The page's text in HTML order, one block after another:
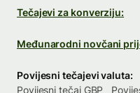
Tečajevi za konverziju:
Međunarodni novčani
Povijesni tečajevi valuta:
Povijesni tečaj GBP